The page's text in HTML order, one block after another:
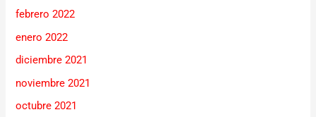
febrero 2022
enero 2022
diciembre 2021
noviembre 2021
octubre 2021